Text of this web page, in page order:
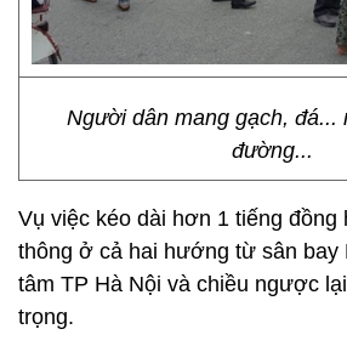
Người dân mang gạch, đá...
đường...
Vụ việc kéo dài hơn 1 tiếng đồng
thông ở cả hai hướng từ sân bay
tâm TP Hà Nội và chiều ngược
trọng.